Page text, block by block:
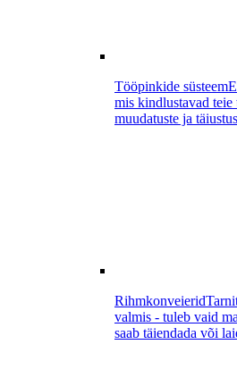
Tööpinkide süsteem
mis kindlustavad teie
muudatuste ja
Rihmkonveierid
valmis - tuleb vaid
saab täiendada või